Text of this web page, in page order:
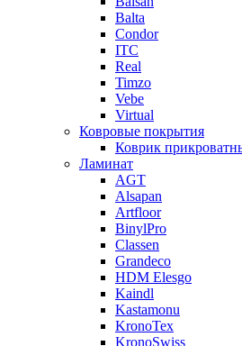
Balta
Condor
ITC
Real
Timzo
Vebe
Virtual
Ковровые покрытия
Коврик
Ламинат
AGT
Alsapan
Artfloor
BinylPro
Classen
Grandeco
HDM Elesgo
Kaindl
Kastamonu
KronoTex
KronoSwiss